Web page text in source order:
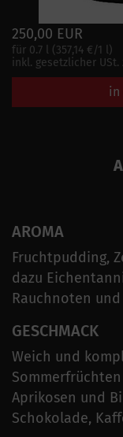
250,00 EUR
für 0.7 l (357,14 €/1 l)
inkl. gesetzlicher USt.
in
AROMA
Fruchtpudding,
dazu
Rauchnoten
GESCHMACK
Weich und
Aprikosen und
Schokolade,